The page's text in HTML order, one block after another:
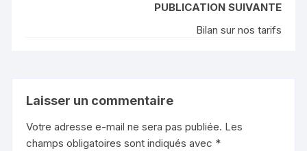
PUBLICATION SUIVANTE
Bilan sur nos tarifs
Laisser un commentaire
Votre adresse e-mail ne sera pas publiée. Les
champs obligatoires sont indiqués avec *